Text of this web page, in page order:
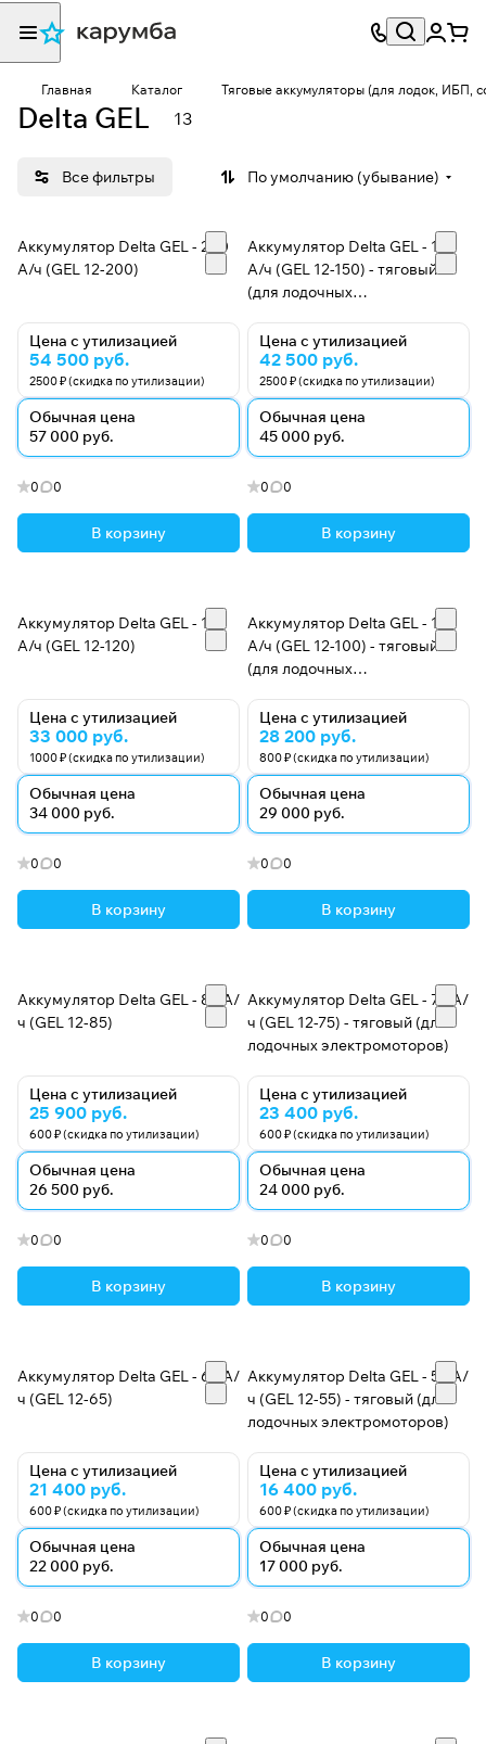
Главная Каталог Тяговые аккумуляторы (для лодок, ИБП,
Delta GEL 13
Все фильтры По умолчанию (убывание)
Аккумулятор Delta GEL - 200
А/ч (GEL 12-200)
Цена с утилизацией
54 500 руб.
2500 ₽ (скидка по утилизации)
Обычная цена
57 000 руб.
0 0
В корзину
Аккумулятор Delta GEL - 150
А/ч (GEL 12-150) - тяговый
(для лодочных
Цена с утилизацией
42 500 руб.
2500 ₽ (скидка по утилизации)
Обычная цена
45 000 руб.
0 0
В корзину
Аккумулятор Delta GEL - 120
А/ч (GEL 12-120)
Цена с утилизацией
33 000 руб.
1000 ₽ (скидка по утилизации)
Обычная цена
34 000 руб.
0 0
В корзину
Аккумулятор Delta GEL - 100
А/ч (GEL 12-100) - тяговый
(для лодочных
Цена с утилизацией
28 200 руб.
800 ₽ (скидка по утилизации)
Обычная цена
29 000 руб.
0 0
В корзину
Аккумулятор Delta GEL - 85 А/
ч (GEL 12-85)
Цена с утилизацией
25 900 руб.
600 ₽ (скидка по утилизации)
Обычная цена
26 500 руб.
0 0
В корзину
Аккумулятор Delta GEL - 75 А/
ч (GEL 12-75) - тяговый (для
лодочных электромоторов)
Цена с утилизацией
23 400 руб.
600 ₽ (скидка по утилизации)
Обычная цена
24 000 руб.
0 0
В корзину
Аккумулятор Delta GEL - 65 А/
ч (GEL 12-65)
Цена с утилизацией
21 400 руб.
600 ₽ (скидка по утилизации)
Обычная цена
22 000 руб.
0 0
В корзину
Аккумулятор Delta GEL - 55 А/
ч (GEL 12-55) - тяговый (для
лодочных электромоторов)
Цена с утилизацией
16 400 руб.
600 ₽ (скидка по утилизации)
Обычная цена
17 000 руб.
0 0
В корзину